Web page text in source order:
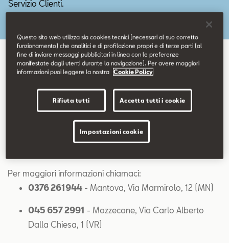
SEAT Usato Certificato
Contatti
Configuratore
Servizio Clienti.
Richiesta Informazioni
Per maggiori informazioni chiamaci:
0376 261944 - Mantova, Via Marmirolo, 12 (MN)
045 657 2991 - Mozzecane, Via Carlo Alberto
Dalla Chiesa, 1 (VR)
Questo sito web utilizza sia cookies tecnici (necessari al suo corretto
funzionamento) che analitici e di profilazione propri e di terze parti (al
fine di inviare messaggi pubblicitari in linea con le preferenze
manifestate dagli utenti durante la navigazione). Per avere maggiori
informazioni puoi leggere la nostra
Cookie Policy
Rifiuta tutti Accetta tutti i cookie
Impostazioni cookie